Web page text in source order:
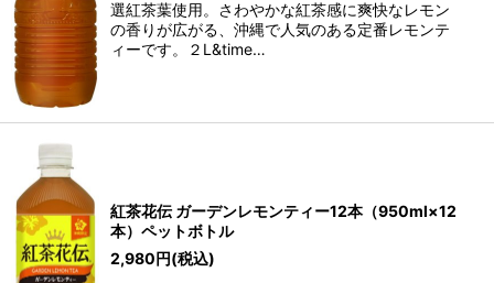
選紅茶葉使用。さわやかな紅茶感に爽快なレモン
の香りが広がる、沖縄で人気のある定番レモンテ
ィーです。２L&time…
紅茶花伝 ガーデンレモンティー12本（950ml×12
本）ペットボトル
2,980円(税込)